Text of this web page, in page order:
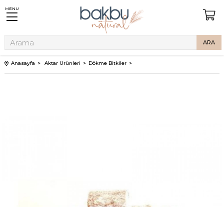
MENU
Anasayfa Aktar Ürünleri Dökme Bitkiler